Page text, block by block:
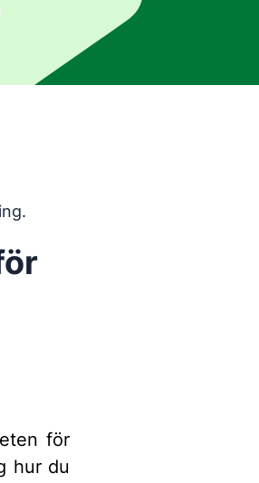
och har inte
för
hur du